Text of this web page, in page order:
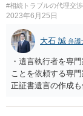
書面を発送しても
#相続トラブルの代理交渉
2023年6月25日
大石 誠 弁護
・遺言執行者を専
ことを依頼する専
正証書遺言の作成
ません。 遺言執行